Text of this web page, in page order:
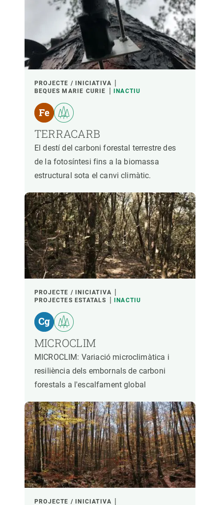
PROJECTE / INICIATIVA
BEQUES MARIE CURIE
INACTIU
TERRACARB
El destí del carboni forestal terrestre des
de la fotosíntesi fins a la biomassa
estructural sota el canvi climàtic.
PROJECTE / INICIATIVA
PROJECTES ESTATALS
INACTIU
MICROCLIM
MICROCLIM: Variació microclimàtica i
resiliència dels embornals de carboni
forestals a l'escalfament global
PROJECTE / INICIATIVA